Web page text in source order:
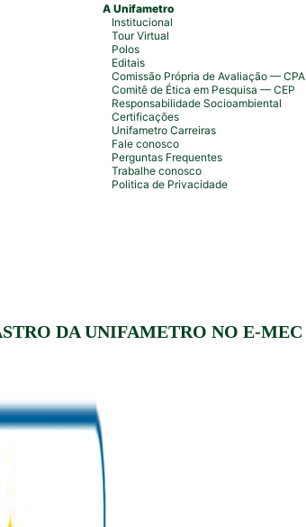
A Unifametro
Institucional
Tour Virtual
Polos
Editais
Comissão Própria de Avaliação — CPA
Comitê de Ética em Pesquisa — CEP
Responsabilidade Socioambiental
Certificações
Unifametro Carreiras
Fale conosco
Perguntas Frequentes
Trabalhe conosco
Politica de Privacidade
DA UNIFAMETRO NO E-MEC